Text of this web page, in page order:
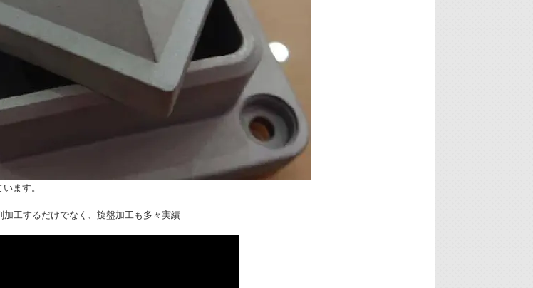
ます。
工するだけでなく、旋盤加工も多々実績